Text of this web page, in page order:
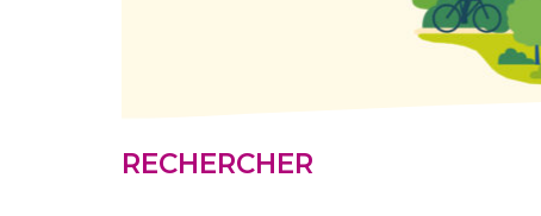
RECHERCHER